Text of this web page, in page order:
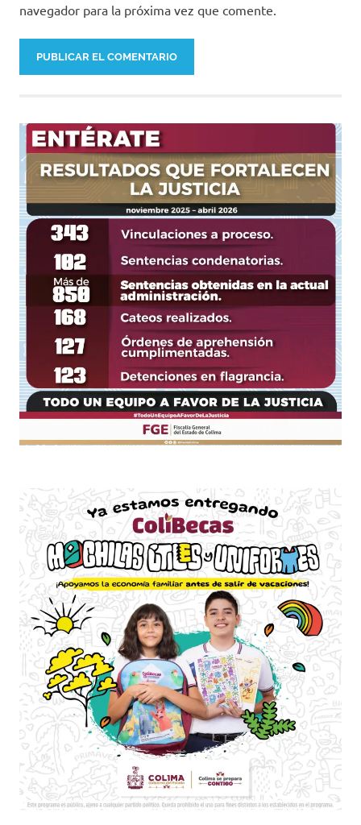
navegador para la próxima vez que comente.